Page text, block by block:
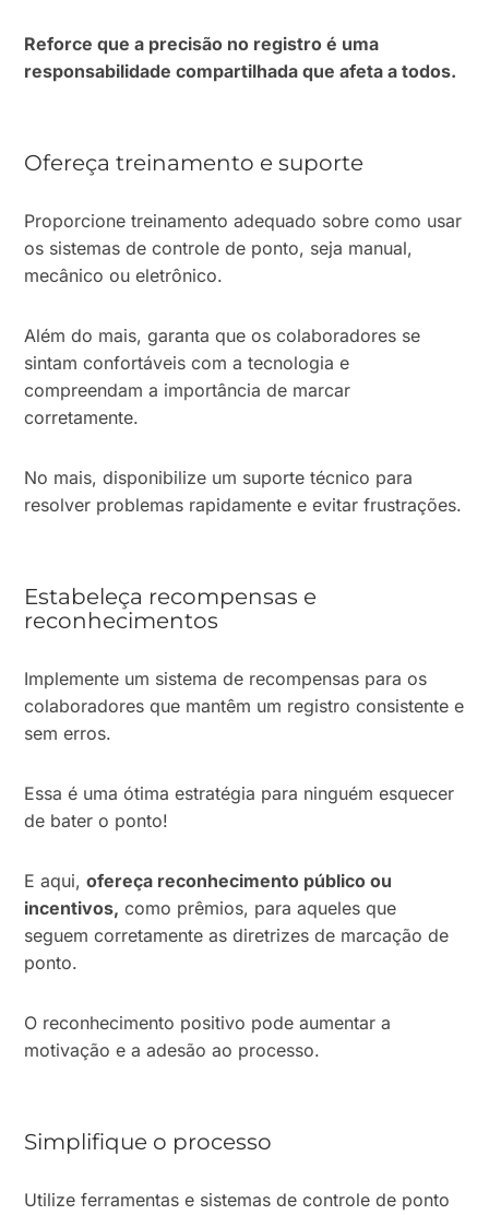
Reforce que a precisão no registro é uma
responsabilidade compartilhada que afeta a todos.
Ofereça treinamento e suporte
Proporcione treinamento adequado sobre como usar
os sistemas de controle de ponto, seja manual,
mecânico ou eletrônico.
Além do mais, garanta que os colaboradores se
sintam confortáveis com a tecnologia e
compreendam a importância de marcar
corretamente.
No mais, disponibilize um suporte técnico para
resolver problemas rapidamente e evitar frustrações.
Estabeleça recompensas e
reconhecimentos
Implemente um sistema de recompensas para os
colaboradores que mantêm um registro consistente e
sem erros.
Essa é uma ótima estratégia para ninguém esquecer
de bater o ponto!
E aqui,ofereça reconhecimento público ou
incentivos, como prêmios, para aqueles que
seguem corretamente as diretrizes de marcação de
ponto.
O reconhecimento positivo pode aumentar a
motivação e a adesão ao processo.
Simplifique o processo
Utilize ferramentas e sistemas de controle de ponto